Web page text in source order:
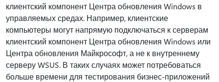
клиентский компонент Центра обновления Windows в
управляемых средах. Например, клиентские
компьютеры могут напрямую подключаться к серверам
клиентский компонент Центра обновления Windows или
Центра обновления Майкрософт, а не к внутреннему
серверу WSUS. В таких случаях может потребоваться
больше времени для тестирования бизнес-приложений